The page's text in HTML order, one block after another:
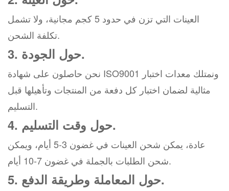
العينات التي تزن في حدود 5 كجم مجانية، ولا تشمل
تكلفة الشحن.
3. حول الجودة.
نحن حاصلون على شهادة ISO9001 ونمتلك معدات اختبار
مثالية لضمان اختبار كل دفعة من المنتجات وتأهيلها قبل
التسليم.
4. حول وقت التسليم.
عادة، يمكن شحن العينات في غضون 3-5 أيام، ويمكن
شحن الطلبات بالجملة في غضون 7-10 أيام.
5. حول المعاملة وطريقة الدفع.